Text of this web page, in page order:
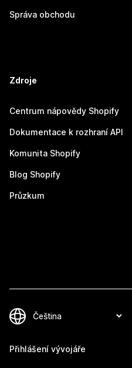
Správa obchodu
Zdroje
Centrum nápovědy Shopify
Dokumentace k rozhraní API
Komunita Shopify
Blog Shopify
Průzkum
Přihlášení vývojáře